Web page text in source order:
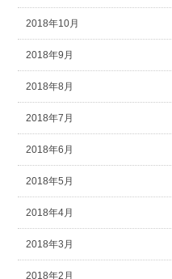
2018年10月
2018年9月
2018年8月
2018年7月
2018年6月
2018年5月
2018年4月
2018年3月
2018年2月